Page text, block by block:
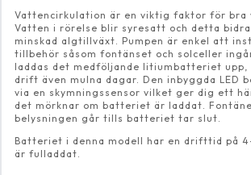
Vattencirkulation är en viktig faktor för bra
Vatten i rörelse blir syresatt och detta
minskad algtillväxt. Pumpen är enkel att
tillbehör såsom fontänset och solceller
laddas det medföljande litiumbatteriet upp,
drift även mulna dagar. Den inbyggda LED
via en skymningssensor vilket ger dig ett
det mörknar om batteriet är laddat.
belysningen går tills batteriet tar slut.
Batteriet i denna modell har en drifttid på
är fulladdat.